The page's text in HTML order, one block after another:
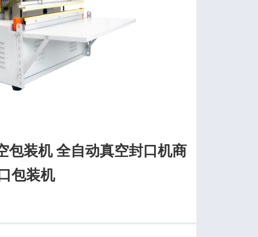
包装机 全自动真空封口机商
包装机